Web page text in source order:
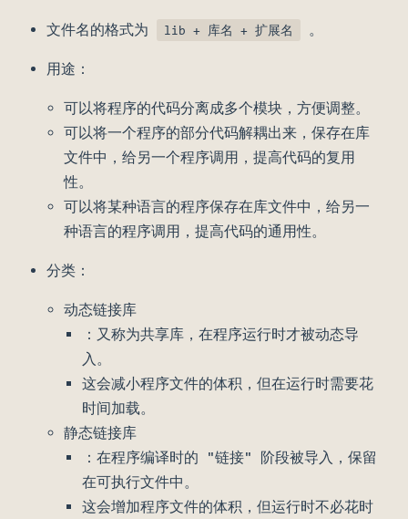
文件名的格式为 lib + 库名 + 扩展名 。
用途：
可以将程序的代码分离成多个模块，方便调整。
可以将一个程序的部分代码解耦出来，保存在库
文件中，给另一个程序调用，提高代码的复用
性。
可以将某种语言的程序保存在库文件中，给另一
种语言的程序调用，提高代码的通用性。
分类：
动态链接库
：又称为共享库，在程序运行时才被动态导
入。
这会减小程序文件的体积，但在运行时需要花
时间加载。
静态链接库
：在程序编译时的 "链接" 阶段被导入，保留
在可执行文件中。
这会增加程序文件的体积，但运行时不必花时